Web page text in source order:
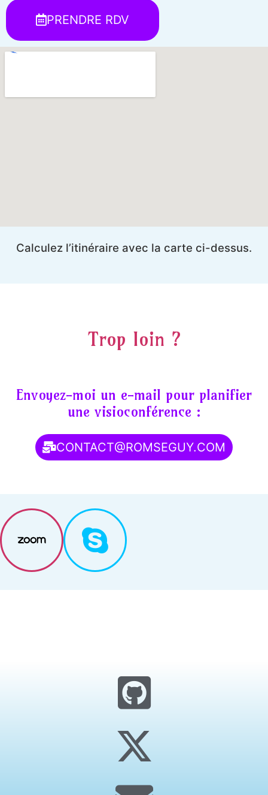
PRENDRE RDV
Calculez l’itinéraire avec la carte ci-dessus.
Trop loin ?
Envoyez-moi un e-mail pour planifier
une visioconférence :
CONTACT@ROMSEGUY.COM